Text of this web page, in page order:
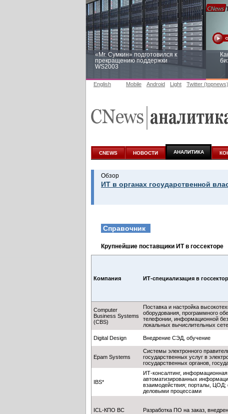
«Mr. Сумкин» подготовился к
прекращению поддержки
WS2003
аналитике
English Mobile Android Light Twitter (topnews)
CNEWS НОВОСТИ АНАЛИТИКА
Обзор
ИТ в органах государственной
Справочник
Крупнейшие поставщики ИТ в госсекторе
Компания ИТ-специализация в
Computer
Business Systems
(CBS)
Поставка и настройка
оборудования, программного
телефонии, информационной
локальных вычислительных
Digital Design Внедрение СЭД, обучение
Epam Systems
Системы электронного
государственных услуг в
государственных органов,
IBS*
ИТ-консалтинг,
автоматизированных
взаимодействия; порталы,
деловыми процессами
ICL-КПО ВС Разработка ПО на заказ,